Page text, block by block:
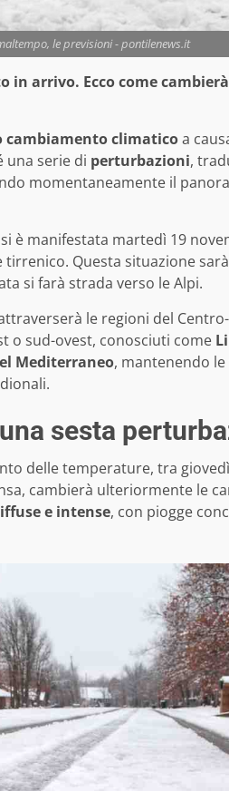
le previsioni - pontilenews.it
in arrivo. Ecco come
cambiamento climaticoa
una serie di perturbazioni,
momentaneamente il
è manifestata martedì 19
Questa situazione
si farà strada verso le Alpi.
le regioni del
o sud-ovest, conosciuti come
Mediterraneo, mantenendo le
sesta
delle temperature, tra giovedì
cambierà ulteriormente le
e intense, con piogge